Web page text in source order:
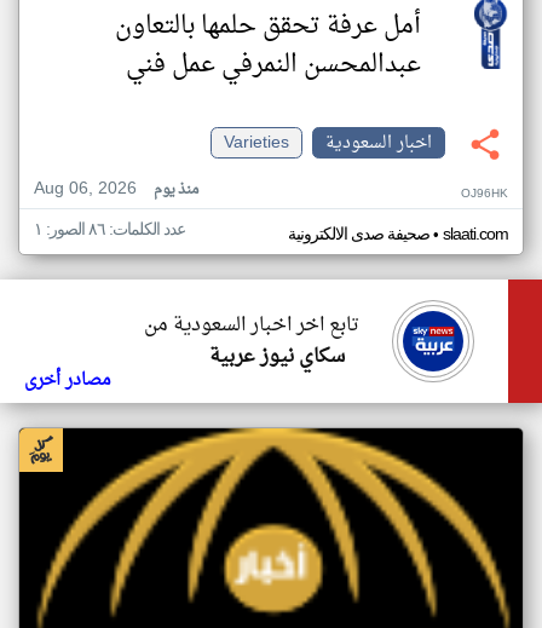
أمل عرفة تحقق حلمها بالتعاون
عبدالمحسن النمرفي عمل فني
اخبار السعودية
Varieties
Aug 06, 2026
منذ يوم OJ96HK
صحيفة صدى الالكترونية• slaati.com عدد الكلمات: ٨٦ الصور: ١
تابع اخر اخبار السعودية من
سكاي نيوز عربية
مصادر أخرى